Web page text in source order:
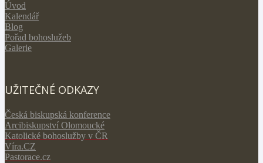
Úvod
Kalendář
Blog
Pořad bohoslužeb
Galerie
UŽITEČNÉ ODKAZY
Česká biskupská konference
Arcibiskupství Olomoucké
Katolické bohoslužby v ČR
Víra.CZ
Pastorace.cz